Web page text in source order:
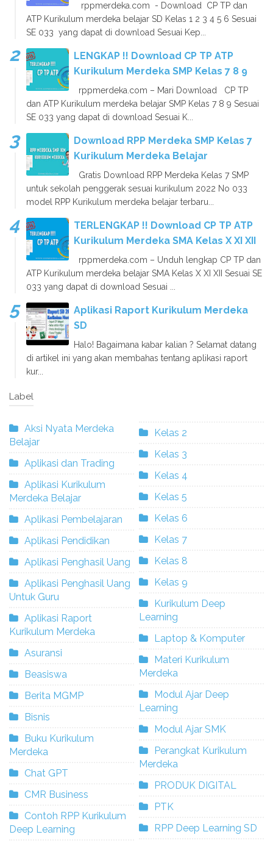
rppmerdeka.com - Download CP TP dan
ATP Kurikulum merdeka belajar SD Kelas 1 2 3 4 5 6 Sesuai
SE 033 yang dapat di download Sesuai Kep...
LENGKAP !! Download CP TP ATP
Kurikulum Merdeka SMP Kelas 7 8 9
rppmerdeka.com – Mari Download CP TP
dan ATP Kurikulum merdeka belajar SMP Kelas 7 8 9 Sesuai
SE 033 yang dapat di download Sesuai K...
Download RPP Merdeka SMP Kelas 7
Kurikulum Merdeka Belajar
Gratis Download RPP Merdeka Kelas 7 SMP
untuk sekolah penggerak sesuai kurikulum 2022 No 033
model RPP Kurikulum merdeka belajar terbaru...
TERLENGKAP !! Download CP TP ATP
Kurikulum Merdeka SMA Kelas X XI XII
rppmerdeka.com – Unduh lengkap CP TP dan
ATP Kurikulum merdeka belajar SMA Kelas X XI XII Sesuai SE
033 yang dapat di download Sesuai ...
Aplikasi Raport Kurikulum Merdeka
SD
Halo! Bagaimana kabar kalian ? Selamat datang
di artikel ini yang akan membahas tentang aplikasi raport
kur...
Label
Aksi Nyata Merdeka
Belajar
Aplikasi dan Trading
Aplikasi Kurikulum
Merdeka Belajar
Aplikasi Pembelajaran
Aplikasi Pendidikan
Aplikasi Penghasil Uang
Aplikasi Penghasil Uang
Untuk Guru
Aplikasi Raport
Kurikulum Merdeka
Asuransi
Beasiswa
Berita MGMP
Bisnis
Buku Kurikulum
Merdeka
Chat GPT
CMR Business
Contoh RPP Kurikulum
Deep Learning
Kelas 2
Kelas 3
Kelas 4
Kelas 5
Kelas 6
Kelas 7
Kelas 8
Kelas 9
Kurikulum Deep
Learning
Laptop & Komputer
Materi Kurikulum
Merdeka
Modul Ajar Deep
Learning
Modul Ajar SMK
Perangkat Kurikulum
Merdeka
PRODUK DIGITAL
PTK
RPP Deep Learning SD